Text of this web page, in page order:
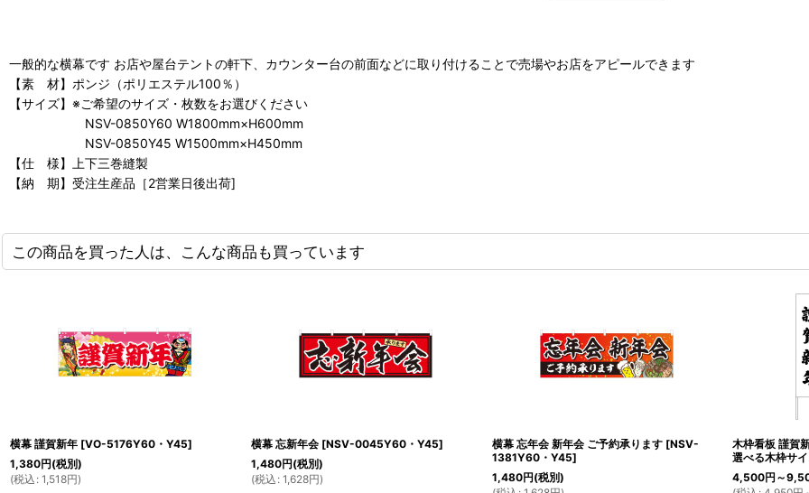
一般的な横幕です お店や屋台テントの軒下、カウンター台の前面などに取り付けることで売場やお店をアピールできます
【素 材】ポンジ（ポリエステル100％）
【サイズ】※ご希望のサイズ・枚数をお選びください
NSV-0850Y60 W1800mm×H600mm
NSV-0850Y45 W1500mm×H450mm
【仕 様】上下三巻縫製
【納 期】受注生産品［2営業日後出荷]
この商品を買った人は、こんな商品も買っています
横幕 謹賀新年 [VO-5176Y60・Y45]
1,380円(税別)
(税込 : 1,518円)
横幕 忘新年会 [NSV-0045Y60・Y45]
1,480円(税別)
(税込 : 1,628円)
横幕 忘年会 新年会 ご予約承ります [NSV-
1381Y60・Y45]
1,480円(税別)
木枠看板 謹賀
選べる木枠サ
4,500円 ～